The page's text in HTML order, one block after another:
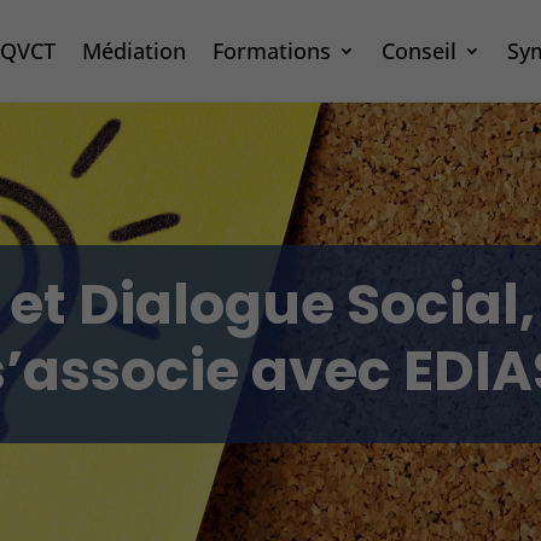
Médiation Formations Conseil
Dialogue Social,
avec